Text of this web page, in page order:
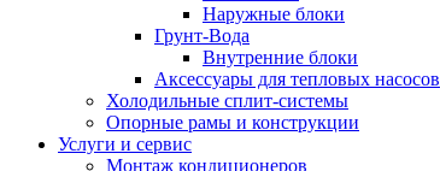
Наружные блоки
Грунт-Вода
Внутренние блоки
Аксессуары для тепловых насосов
Холодильные сплит-системы
Опорные рамы и конструкции
Услуги и сервис
Монтаж кондиционеров